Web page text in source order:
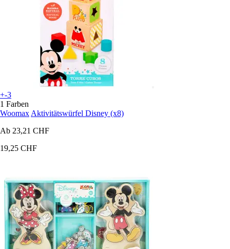
+-3
1 Farben
Woomax Aktivitätswürfel Disney (x8)
Ab 23,21 CHF
19,25 CHF